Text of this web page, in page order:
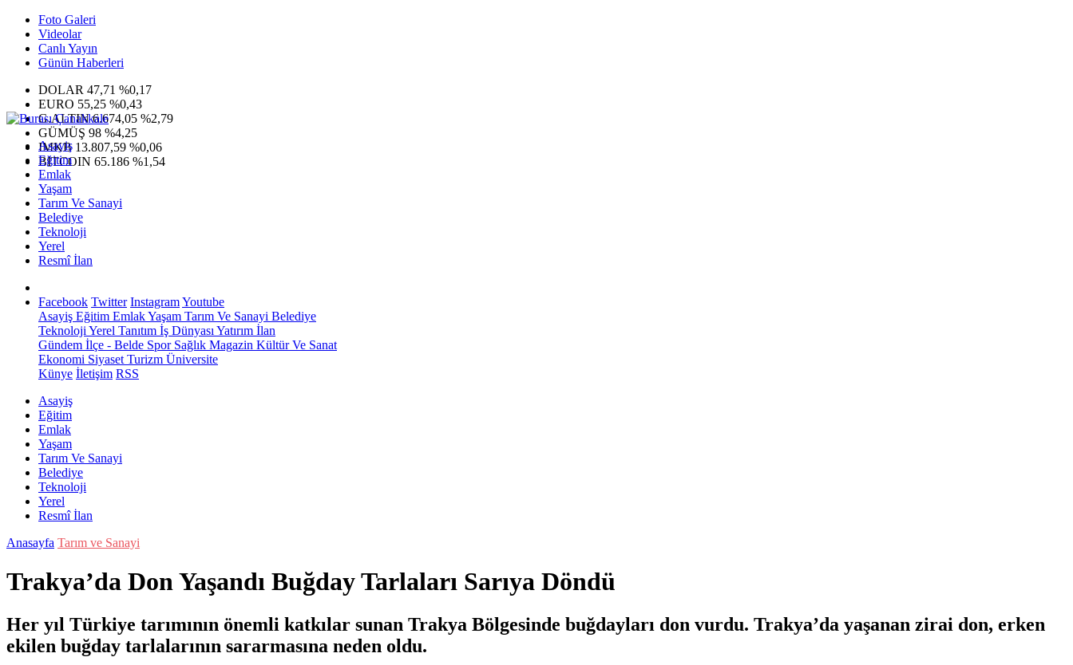
Foto Galeri
Videolar
Canlı Yayın
Günün Haberleri
DOLAR 47,71 %0,17
EURO 55,25 %0,43
G.ALTIN6.674,05 %2,79
GÜMÜŞ 98 %4,25
IMKB 13.807,59 %0,06
BITCOIN 65.186 %1,54
Asayiş
Eğitim
Emlak
Yaşam
Tarım Ve Sanayi
Belediye
Teknoloji
Yerel
Resmî İlan
Facebook Twitter InstagramYoutube
Asayiş Eğitim EmlakYaşam Tarım Ve Sanayi Belediye
Teknoloji Yerel Tanıtım İş Dünyası Yatırım İlan
Gündem İlçe - Belde SporSağlık Magazin Kültür Ve Sanat
Ekonomi Siyaset Turizm Üniversite
Künye İletişim RSS
Asayiş
Eğitim
Emlak
Yaşam
Tarım Ve Sanayi
Belediye
Teknoloji
Yerel
Resmî İlan
Anasayfa Tarım ve Sanayi
Trakya’da Don Yaşandı Buğday Tarlaları Sarıya Döndü
Her yıl Türkiye tarımının önemli katkılar sunan Trakya Bölgesinde buğdayları don vurdu. Trakya’da yaşanan zirai don, erken
ekilen buğday tarlalarının sararmasına neden oldu.